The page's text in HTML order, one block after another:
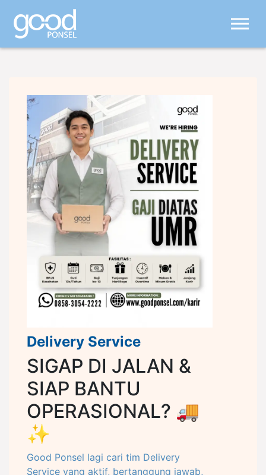
Delivery Service
SIGAP DI JALAN &
SIAP BANTU
OPERASIONAL? 🚚
✨
Good Ponsel lagi cari tim Delivery
Service yang aktif, bertanggung jawab,